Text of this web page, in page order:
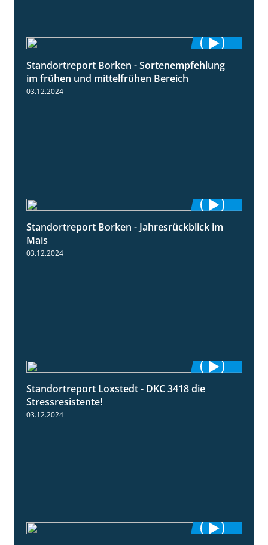
7:53
Standortreport Borken - Sortenempfehlung
im frühen und mittelfrühen Bereich
03.12.2024
4:26
Standortreport Borken - Jahresrückblick im
Mais
03.12.2024
1:04
Standortreport Loxstedt - DKC 3418 die
Stressresistente!
03.12.2024